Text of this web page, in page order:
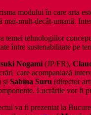
modului în care arta
mai-mult-decât-umană.
tehnologiilor
între sustenabilitate pe
Nogami (JP/FR),
care acompaniază
și Sabina Suru (director
Lucrările vor fi
va fi prezentat la